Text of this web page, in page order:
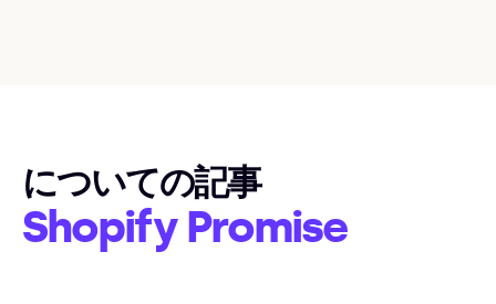
についての記事
Shopify Promise